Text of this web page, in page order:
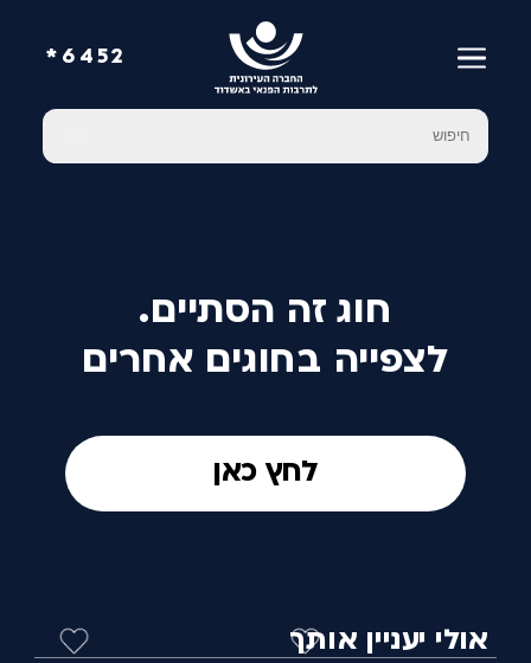
6452*
חוג זה הסתיים.
לצפייה בחוגים אחרים
לחץ כאן
אולי יעניין אותך